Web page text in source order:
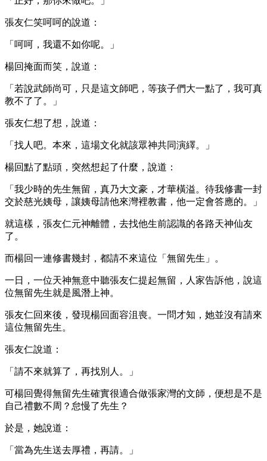
張友仁笑呵呵的說道：
「呵呵，我還不如你呢。」
楊回掩面而笑，說道：
「若說武師尚可，只是這文師吧，等孩子們大一點了，我可真
教不了了。」
張友仁想了想，說道：
「找人吧。本來，這場文化就該眾神共同演繹。」
楊回點了點頭，突然想起了什麼，說道：
「我少時的先生無留，真乃大文豪，才華橫溢。待我修書一封
交於慈光姨母，讓姨母請他來灣裡教書，他一定會答應的。」
就這樣，張友仁元神離體，去找他生前認識的各路天神仙友
了。
而楊回一連修書幾封，都請不來這位「無留先生」。
一日，一位天神無意中聽張友仁提起無留，人家告訴他，說這
位無留先生就是風潛上神。
張友仁回來後，發現楊回面容沮喪。一問才知，她並沒有請來
這位無留先生。
張友仁說道：
「請不來就算了，再找別人。」
可楊回覺得無留先生確實很適合做張家灣的文師，便想是不是
自己禮數不周？怠慢了先生？
於是，她說道：
「當為先生送去厚禮，再請。」